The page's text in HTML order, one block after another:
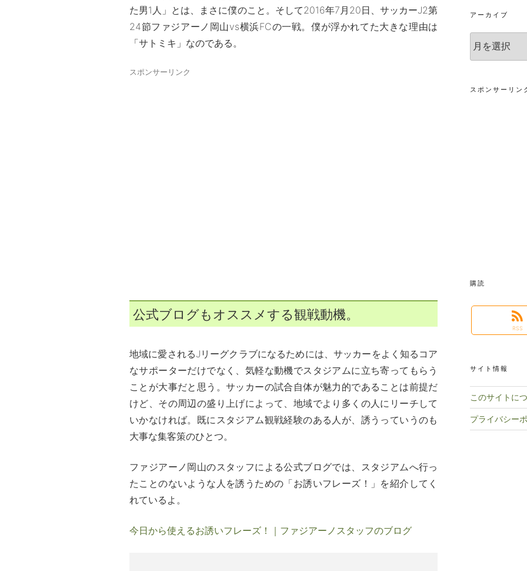
た男1人」とは、まさに僕のこと。そして2016年7月20日、サッカーJ2第
24節ファジアーノ岡山vs横浜FCの一戦。僕が浮かれてた大きな理由は
「サトミキ」なのである。
スポンサーリンク
公式ブログもオススメする観戦動機。
地域に愛されるJリーグクラブになるためには、サッカーをよく知るコア
なサポーターだけでなく、気軽な動機でスタジアムに立ち寄ってもらう
ことが大事だと思う。サッカーの試合自体が魅力的であることは前提だ
けど、その周辺の盛り上げによって、地域でより多くの人にリーチして
いかなければ。既にスタジアム観戦経験のある人が、誘うっていうのも
大事な集客策のひとつ。
ファジアーノ岡山のスタッフによる公式ブログでは、スタジアムへ行っ
たことのないような人を誘うための「お誘いフレーズ！」を紹介してく
れているよ。
今日から使えるお誘いフレーズ！｜ファジアーノスタッフのブログ
ー
アーカイブ
ー
カ
ブ
スポンサーリン
購読
RSS
サイト情報
このサイトに
プライバシー